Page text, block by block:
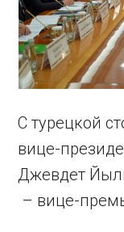
С турецкой
вице-
Джевдет
– вице-